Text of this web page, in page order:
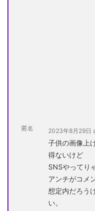
匿名 2023年8月29日
子供の画像上
得ないけど
SNSやってり
アンチがコメ
想定内だろう
い。